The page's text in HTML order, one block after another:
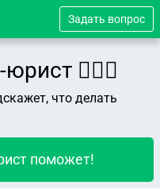
Задать вопрос
👨🏻‍⚖️
что делать
поможет!